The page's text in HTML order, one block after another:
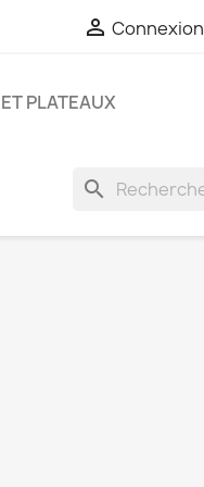
 Connexion
PLATEAUX
search